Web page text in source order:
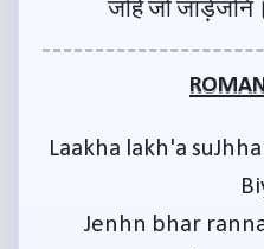
जंहिं जो
Laakha lakh'a
Jenhn bhar